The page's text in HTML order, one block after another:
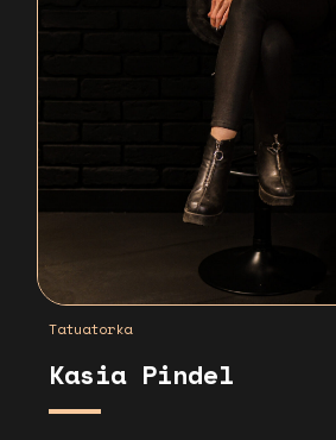
Tatuatorka
Kasia Pindel